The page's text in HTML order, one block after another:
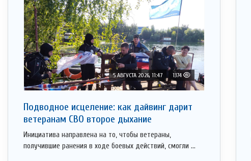
5 АВГУСТА 2026, 11:47 1374
Подводное исцеление: как дайвинг дарит
ветеранам СВО второе дыхание
Инициатива направлена на то, чтобы ветераны,
получившие ранения в ходе боевых действий, смогли ...